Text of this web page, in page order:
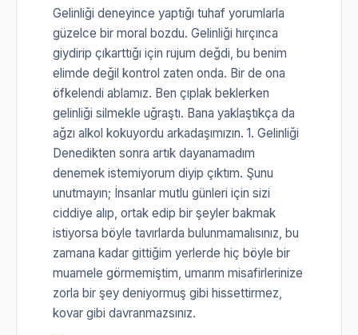
Gelinliği deneyince yaptığı tuhaf yorumlarla
güzelce bir moral bozdu. Gelinliği hırçınca
giydirip çıkarttığı için rujum değdi, bu benim
elimde değil kontrol zaten onda. Bir de ona
öfkelendi ablamız. Ben çıplak beklerken
gelinliği silmekle uğraştı. Bana yaklaştıkça da
ağzı alkol kokuyordu arkadaşımızın. 1. Gelinliği
Denedikten sonra artık dayanamadım
denemek istemiyorum diyip çıktım. Şunu
unutmayın; İnsanlar mutlu günleri için sizi
ciddiye alıp, ortak edip bir şeyler bakmak
istiyorsa böyle tavırlarda bulunmamalısınız, bu
zamana kadar gittiğim yerlerde hiç böyle bir
muamele görmemiştim, umarım misafirlerinize
zorla bir şey deniyormuş gibi hissettirmez,
kovar gibi davranmazsınız.